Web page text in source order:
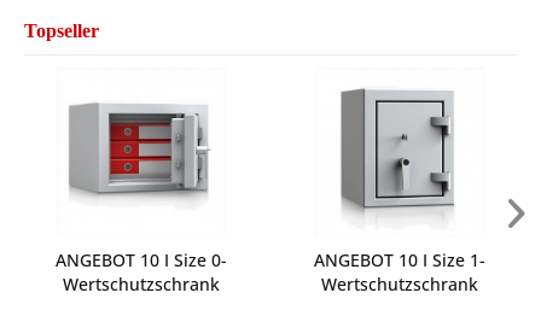
Topseller
ANGEBOT 10 I Size 0-
Wertschutzschrank
ANGEBOT 10 I Size 1-
Wertschutzschrank